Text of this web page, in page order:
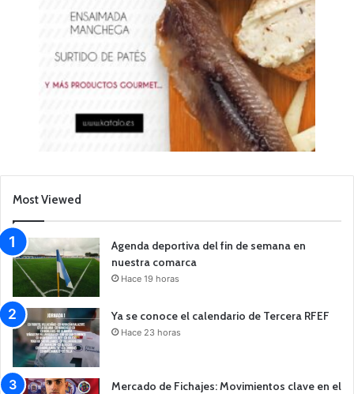
Most Viewed
Agenda deportiva del fin de semana en
nuestra comarca
Hace 19 horas
Ya se conoce el calendario de Tercera RFEF
Hace 23 horas
Mercado de Fichajes: Movimientos clave en el